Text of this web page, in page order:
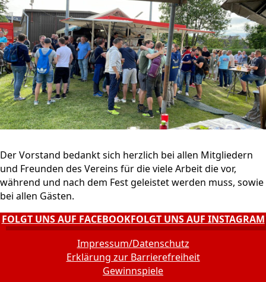
Der Vorstand bedankt sich herzlich bei allen Mitgliedern
und Freunden des Vereins für die viele Arbeit die vor,
während und nach dem Fest geleistet werden muss, sowie
bei allen Gästen.
FOLGT UNS AUF FACEBOOKFOLGT UNS AUF INSTAGRAM
Impressum/Datenschutz
Erklärung zur Barrierefreiheit
Gewinnspiele